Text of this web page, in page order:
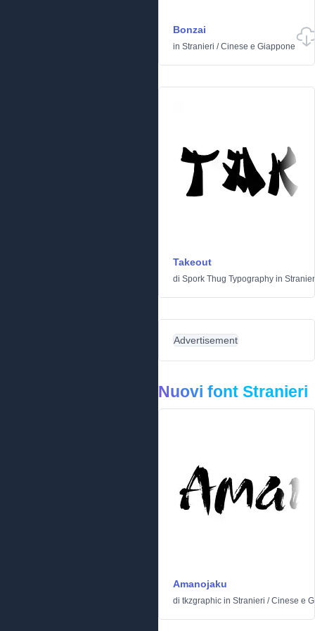
Bonzai
in Stranieri /Cinese e Giappone
Takeout
di Spork Thug Typography in
Advertisement
Nuovi font Stranieri
Amanojaku
di tkzgraphic in Stranieri /Cinese e